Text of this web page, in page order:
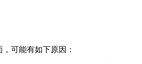
可能有如下原因：